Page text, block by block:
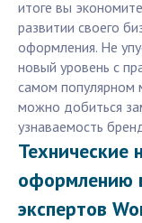
итоге вы
развитии своего
оформления. Не
новый уровень с
самом популярном
можно добиться
узнаваемость
Технические
оформлению
экспертов